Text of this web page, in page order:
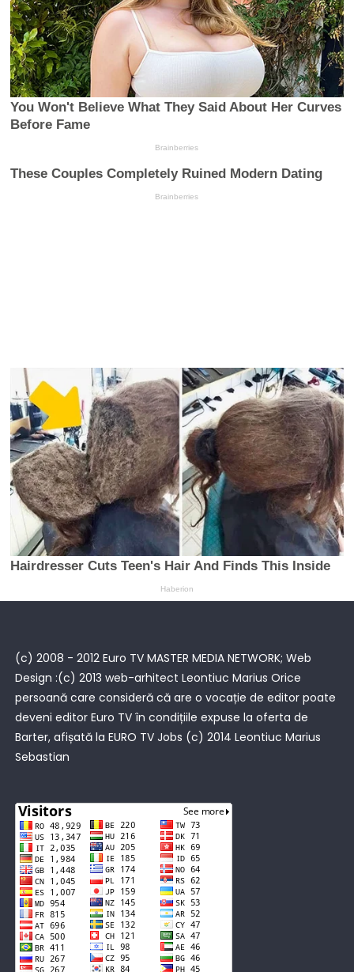
(c) 2008 - 2012 Euro TV MASTER MEDIA NETWORK; Web
Design :(c) 2013 web-arhitect Leontiuc Marius Orice
persoană care consideră că are o vocație de editor poate
deveni editor Euro TV în condițiile expuse la oferta de
Barter, afișată la EURO TV Jobs (c) 2014 Leontiuc Marius
Sebastian